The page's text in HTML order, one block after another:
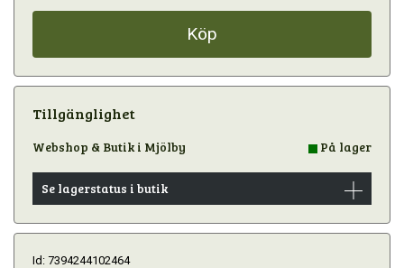
Köp
Tillgänglighet
Webshop & Butik i Mjölby På lager
Se lagerstatus i butik
Id: 7394244102464